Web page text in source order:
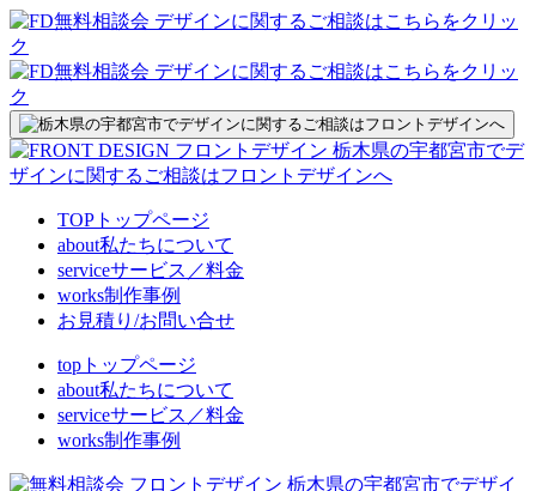
TOP トップページ
about私たちについて
serviceサービス／料金
works制作事例
お見積り/お問い合せ
top トップページ
about私たちについて
serviceサービス／料金
works制作事例